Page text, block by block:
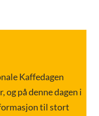
Kaffedagen
og på denne dagen i
til stort